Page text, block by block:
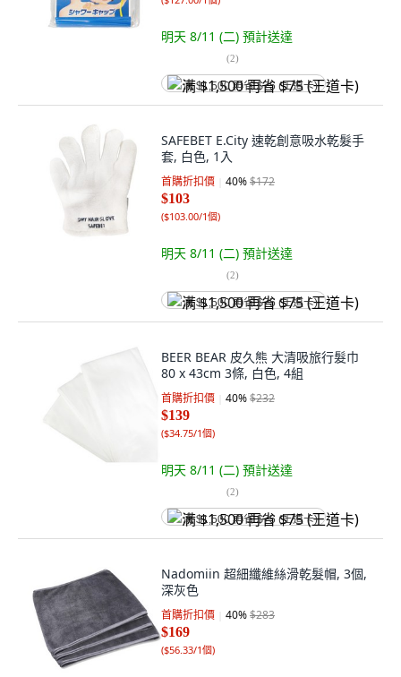
明天 8/11 (二) 預計送達
(2)
满 $1,500 再省 $75 (王道卡)
SAFEBET E.City 速乾創意吸水乾髮手
套, 白色, 1入
首購折扣價 40%$172
$103
($103.00/1個)
明天 8/11 (二) 預計送達
(2)
满 $1,500 再省 $75 (王道卡)
BEER BEAR 皮久熊 大清吸旅行髮巾
80 x 43cm 3條, 白色, 4組
首購折扣價 40%$232
$139
($34.75/1個)
明天 8/11 (二) 預計送達
(2)
满 $1,500 再省 $75 (王道卡)
Nadomiin 超細纖維絲滑乾髮帽, 3個,
深灰色
首購折扣價 40%$283
$169
($56.33/1個)